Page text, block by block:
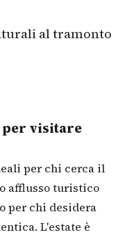
al tramonto
per visitare
per chi cerca il
afflusso turistico
per chi desidera
L'estate è